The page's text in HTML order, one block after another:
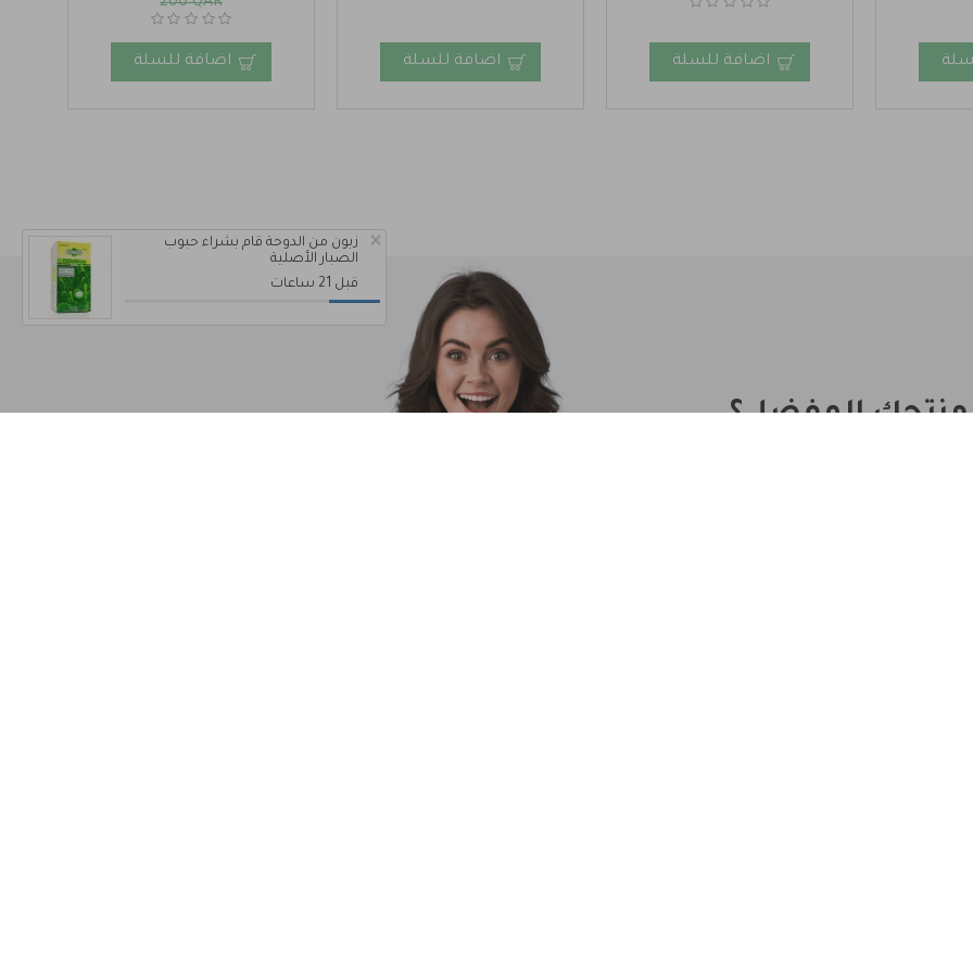
اضافة للسلة اضافة للسلة اضافة للسلة
منتجك المفضل؟
×
زبون من الدوحة قام بشراء حبوب
الصبار الأصلية
قبل 21 ساعات